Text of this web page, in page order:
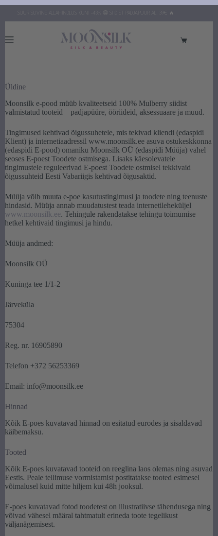
SUUR SUVINE ALLAHINDLUS KUNI -43% 🤩 SIIDIST PADJAPÜÜR AL. 39€ 🔥
Ostukorv
Üldine
Moonsilk e-pood müüb kvaliteetseid 100% Mulberry siidist
valmistatud tooteid – padjapüüre, ööriideid, aksessuaare ja muud.
Tingimused kehtivad õigussuhetele, mis tekivad kliendi (edaspidi
Klient) ja internetiaadressil www.moonsilk.ee asuva ostukeskkonna
(edaspidi E-pood) omaniku Moonsilk OÜ (edaspidi Müüja) vahel
seoses E-poest Toodete ostmisega. Lisaks käesolevatele
tingimustele reguleerivad E-poest Toodete ostmisel tekkivaid
õigussuhteid Eesti Vabariigis kehtivad õigusaktid.
Müüja võib muuta e-poe kasutustingimusi ja toodete ning teenuste
hindasid. Müüja annab muudatustest teada internetileheküljel
www.moonsilk.ee. Tehingule rakendatakse tehingu toimumise
hetkel kehtivaid tingimusi ja hindu.
Müüja andmed:
Moonsilk OÜ
Kuninga tee 1/1-2
Järveküla
75304
Reg. nr. 16905890
Telefon +372 56253369
Email: info@moonsilk.ee
Hinnad
Kõik E-poes kuvatavad hinnad on esitatud eurodes ja sisaldavad
käibemaksu.
Tooted
Kõik E-poes kuvatavad tooteid on reeglina laos olemas ning asuvad
Eestis. Peale tellimuse vormistamist postitatakse tooted esimesel
võimalusel kuid mitte hiljem kui 48h jooksul.
E-poes kuvatavad fotod toodetest on illustratiivse tähendusega ning
võivad vähesel määral tahtmatult erineda toote tegelikust
väljanägemisest.